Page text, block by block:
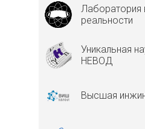
Лаборатория
реальности
Уникальная
НЕВОД
Высшая